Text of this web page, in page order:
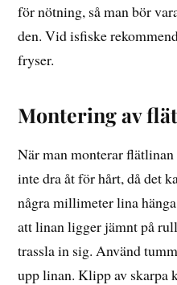
för nötning, så man bör
den. Vid isfiske
fryser.
Montering av
När man monterar
inte dra åt för hårt, då det
några millimeter lina
att linan ligger jämnt på
trassla in sig. Använd
upp linan. Klipp av skarpa